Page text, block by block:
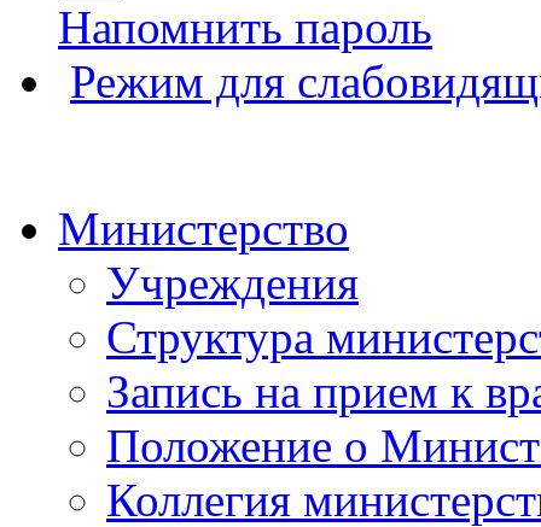
Напомнить пароль
Режим для
Министерство
Учреждения
Структура
Запись на прием к
Положение о
Коллегия